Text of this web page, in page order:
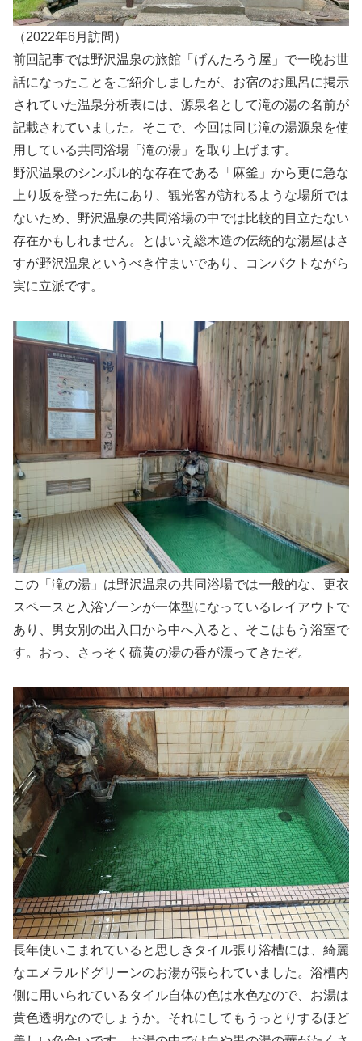
（2022年6月訪問）
前回記事では野沢温泉の旅館「げんたろう屋」で一晩お世
話になったことをご紹介しましたが、お宿のお風呂に掲示
されていた温泉分析表には、源泉名として滝の湯の名前が
記載されていました。そこで、今回は同じ滝の湯源泉を使
用している共同浴場「滝の湯」を取り上げます。
野沢温泉のシンボル的な存在である「麻釜」から更に急な
上り坂を登った先にあり、観光客が訪れるような場所では
ないため、野沢温泉の共同浴場の中では比較的目立たない
存在かもしれません。とはいえ総木造の伝統的な湯屋はさ
すが野沢温泉というべき佇まいであり、コンパクトながら
実に立派です。
この「滝の湯」は野沢温泉の共同浴場では一般的な、更衣
スペースと入浴ゾーンが一体型になっているレイアウトで
あり、男女別の出入口から中へ入ると、そこはもう浴室で
す。おっ、さっそく硫黄の湯の香が漂ってきたぞ。
長年使いこまれていると思しきタイル張り浴槽には、綺麗
なエメラルドグリーンのお湯が張られていました。浴槽内
側に用いられているタイル自体の色は水色なので、お湯は
黄色透明なのでしょうか。それにしてもうっとりするほど